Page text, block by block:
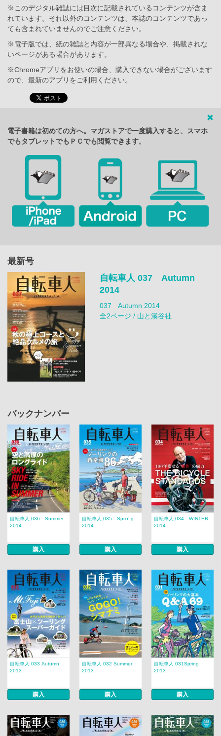
※このデジタル雑誌には目次に記載されているコンテンツが含ま
れています。それ以外のコンテンツは、本誌のコンテンツであっ
ても含まれていませんのでご注意ください。
※電子版では、紙の雑誌と内容が一部異なる場合や、掲載されな
いページがある場合があります。
※Chromeアプリをお使いの場合、購入できない場合がございます
ので、最新のアプリをご利用ください。
電子書籍は初めての方へ。マガストアで一度購入すると、スマホ
でもタブレットでもＰＣでも閲覧できます。
最新号
自転車人 037 Autumn
2014
037 Autumn 2014
全2ページ / 山と溪谷社
バックナンバー
自転車人 036 Summer
2014
購入
自転車人 035 Spriｎg
2014
購入
自転車人 034 WINTER
2014
購入
自転車人 033 Autumn
2013
購入
自転車人 032 Summer
2013
購入
自転車人 031Spring
2013
購入